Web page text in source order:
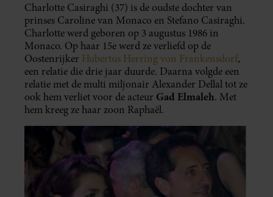
Charlotte Casiraghi (37) is de oudste dochter van
prinses Caroline van Monaco en Stefano Casiraghi.
Charlotte werd geboren op 3 augustus 1986 in
Monaco. Op haar 15e werd ze verliefd op de
Oostenrijker Hubertus Herring von Frankensdorf,
een relatie die drie jaar duurde. Daarna volgde een
relatie met de multi miljonair Alexander Dellal tot ze
ook hem verliet voor de acteur Gad Elmaleh. Met
hem kreeg ze haar zoon Raphaël.